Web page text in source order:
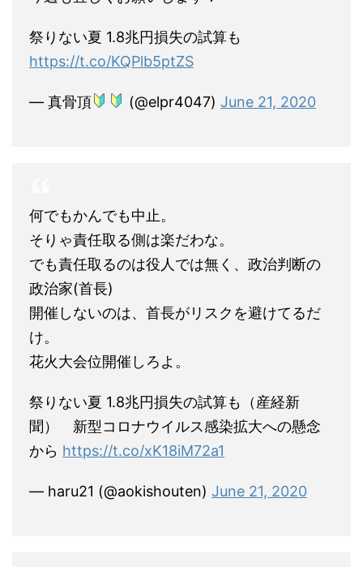
祭りない夏 1.8兆円損失の試算も
https://t.co/KQPlb5ptZS
— 真骨頂 (@elpr4047) June 21, 2020
何でもかんでも中止。
そりゃ責任取る側は楽だわな。
でも責任取るのは役人では無く、政治判断の
政治家(首長)
開催しないのは、首長がリスクを避けてるだ
け。
花火大会位開催しろよ。
祭りない夏 1.8兆円損失の試算も（産経新
聞） 新型コロナウイルス感染拡大への懸念
から https://t.co/xK18iM72a1
— haru21 (@aokishouten) June 21, 2020